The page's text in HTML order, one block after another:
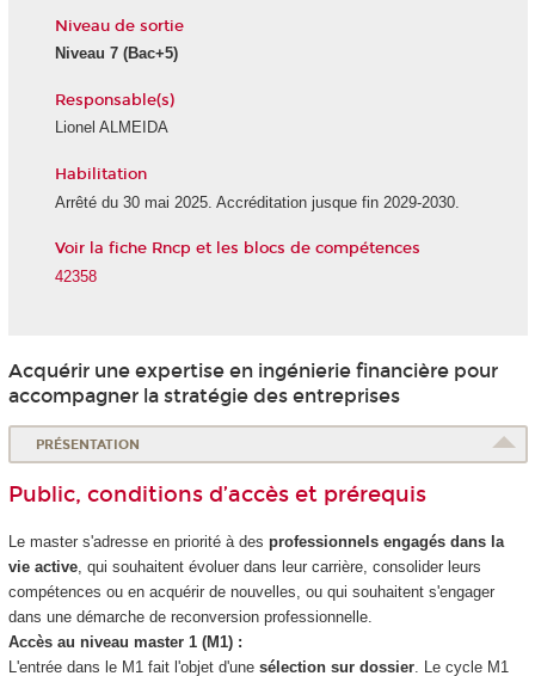
Niveau de sortie
Niveau 7 (Bac+5)
Responsable(s)
Lionel ALMEIDA
Habilitation
Arrêté du 30 mai 2025. Accréditation jusque fin 2029-2030.
Voir la fiche Rncp et les blocs de compétences
42358
Acquérir une expertise en ingénierie financière pour
accompagner la stratégie des entreprises
PRÉSENTATION
Public, conditions d’accès et prérequis
Le master s'adresse en priorité à des professionnels engagés dans la
vie active, qui souhaitent évoluer dans leur carrière, consolider leurs
compétences ou en acquérir de nouvelles, ou qui souhaitent s'engager
dans une démarche de reconversion professionnelle.
Accès au niveau master 1 (M1) :
L'entrée dans le M1 fait l'objet d'une sélection sur dossier. Le cycle M1